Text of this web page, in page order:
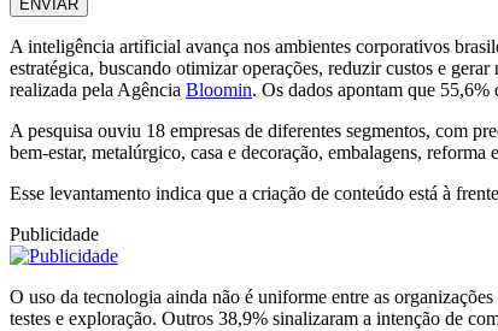
ENVIAR
A inteligência artificial avança nos ambientes corporativos
estratégica, buscando otimizar operações, reduzir custos e
realizada pela Agência Bloomin. Os dados apontam que
A pesquisa ouviu 18 empresas de diferentes segmentos, com
bem-estar, metalúrgico, casa e decoração, embalagens,
Esse levantamento indica que a criação de conteúdo está à
Publicidade
O uso da tecnologia ainda não é uniforme entre as
testes e exploração. Outros 38,9% sinalizaram a intenção de